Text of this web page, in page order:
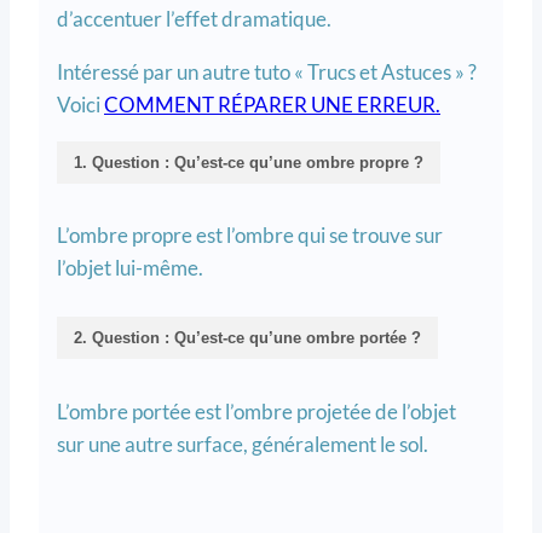
d’accentuer l’effet dramatique.
Intéressé par un autre tuto « Trucs et Astuces » ?
VoiciCOMMENT RÉPARER UNE ERREUR.
1. Question : Qu’est-ce qu’une ombre propre ?
L’ombre propre est l’ombre qui se trouve sur
l’objet lui-même.
2. Question : Qu’est-ce qu’une ombre portée ?
L’ombre portée est l’ombre projetée de l’objet
sur une autre surface, généralement le sol.